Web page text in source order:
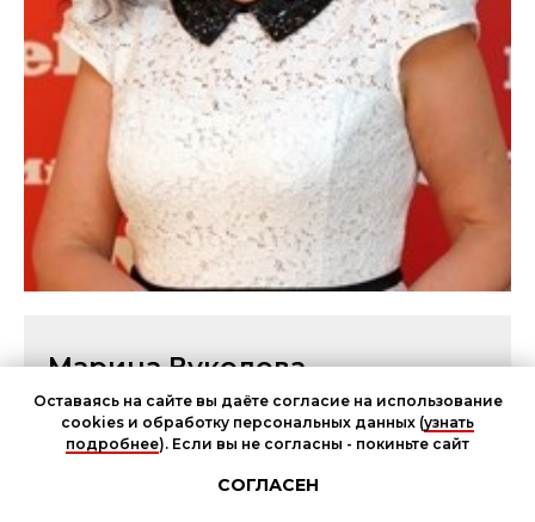
Марина Вуколова
начальник отдела сбыта и маркетинга
профессионального прачечного оборудования
Оставаясь на сайте вы даёте согласие на использование
cookies и обработку персональных данных (узнать
подробнее). Если вы не согласны - покиньте сайт
СОГЛАСЕН